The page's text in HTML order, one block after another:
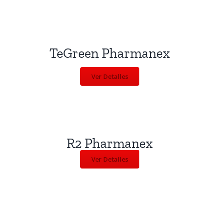
TeGreen Pharmanex
Ver Detalles
R2 Pharmanex
Ver Detalles